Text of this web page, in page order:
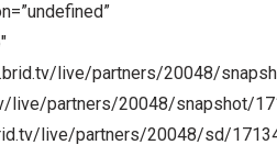
live/partners/20048/
live/partners/20048/snapshot/
live/partners/20048/sd/